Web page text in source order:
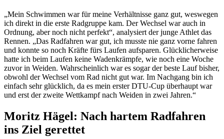
„Mein Schwimmen war für meine Verhältnisse ganz gut, weswegen
ich direkt in die erste Radgruppe kam. Der Wechsel war auch in
Ordnung, aber noch nicht perfekt“, analysiert der junge Athlet das
Rennen. „Das Radfahren war gut, ich musste nie ganz vorne fahren
und konnte so noch Kräfte fürs Laufen aufsparen. Glücklicherweise
hatte ich beim Laufen keine Wadenkrämpfe, wie noch eine Woche
zuvor in Weiden. Wahrscheinlich war es sogar der beste Lauf bisher,
obwohl der Wechsel vom Rad nicht gut war. Im Nachgang bin ich
einfach sehr glücklich, da es mein erster DTU-Cup überhaupt war
und erst der zweite Wettkampf nach Weiden in zwei Jahren.“
Moritz Hägel: Nach hartem Radfahren
ins Ziel gerettet